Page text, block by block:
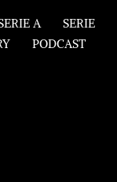
A
SERIE
PODCAST